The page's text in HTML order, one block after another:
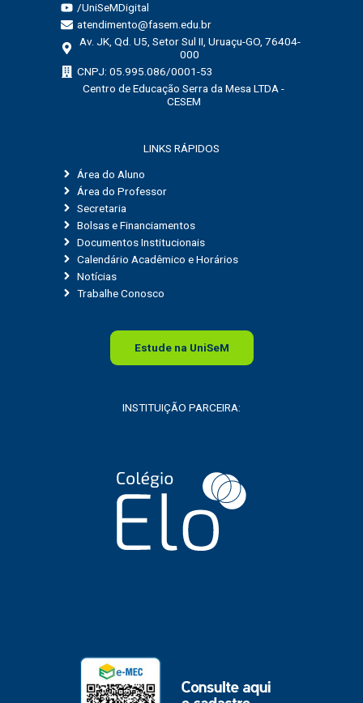
/UniSeMDigital
atendimento@fasem.edu.br
Av. JK, Qd. U5, Setor Sul II, Uruaçu-GO, 76404-
000
CNPJ: 05.995.086/0001-53
Centro de Educação Serra da Mesa LTDA -
CESEM
LINKS RÁPIDOS
Área do Aluno
Área do Professor
Secretaria
Bolsas e Financiamentos
Documentos Institucionais
Calendário Acadêmico e Horários
Notícias
Trabalhe Conosco
Estude na UniSeM
INSTITUIÇÃO PARCEIRA: